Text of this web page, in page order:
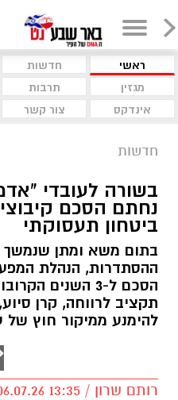
ראשי חדשות
מגזין
תרבות
אינדקס
צור קשר
חדשות
בשורה לעובדי
נחתם הסכם
ביטחון תעסוקתי
בתום משא ומתן
ההסתדרות, הנהלת
הסכם ל-3 השנים
תקציב לרווחה, קרן
להימנע ממיקור חוץ של
רותם שרון / 13:35 06.07.26